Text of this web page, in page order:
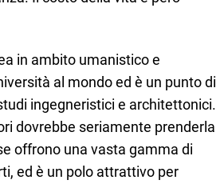
in ambito umanistico e
al mondo ed è un punto di
ingegneristici e architettonici.
dovrebbe seriamente prenderla
offrono una vasta gamma di
ed è un polo attrattivo per